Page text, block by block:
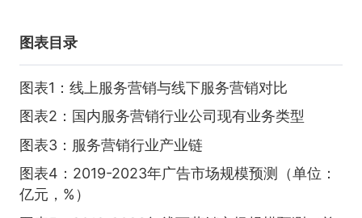
图表目录
图表1：线上服务营销与线下服务营销对比
图表2：国内服务营销行业公司现有业务类型
图表3：服务营销行业产业链
图表4：2019-2023年广告市场规模预测（单位：
亿元，%）